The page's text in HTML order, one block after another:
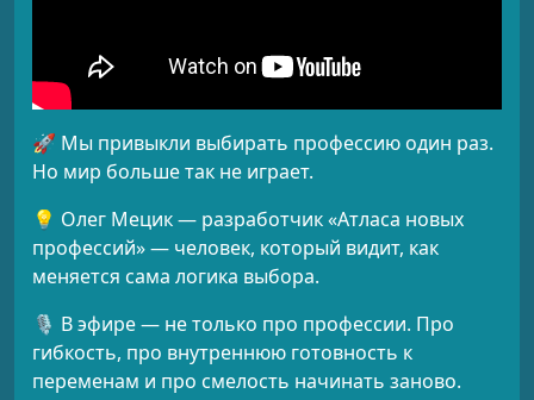
🚀 Мы привыкли выбирать профессию один раз.
Но мир больше так не играет.
💡 Олег Мецик — разработчик «Атласа новых
профессий» — человек, который видит, как
меняется сама логика выбора.
🎙 В эфире — не только про профессии. Про
гибкость, про внутреннюю готовность к
переменам и про смелость начинать заново.